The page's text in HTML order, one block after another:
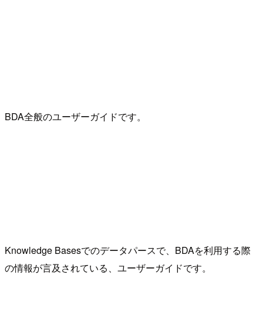
BDA全般のユーザーガイドです。
Knowledge Basesでのデータパースで、BDAを利用する際
の情報が言及されている、ユーザーガイドです。